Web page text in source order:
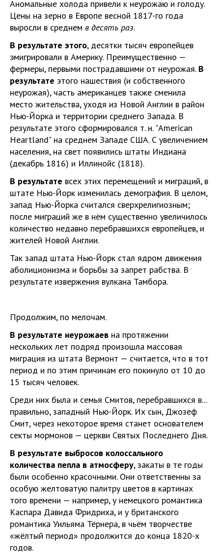
Аномальные холода привели к неурожаю и голоду.
Цены на зерно в Европе весной 1817-го года
выросли в среднем в десять раз.
В результате этого, десятки тысяч европейцев
эмигрировали в Америку. Преимущественно —
фермеры, первыми пострадавшими от неурожая. В
результате этого нашествия (и собственного
неурожая), часть американцев также сменила
место жительства, уходя из Новой Англии в район
Нью-Йорка и территории среднего Запада. В
результате этого сформировался т. н. "American
Heartland" на среднем Западе США. С увеличением
населения, на свет появились штаты Индиана
(декабрь 1816) и Иллинойс (1818).
В результате всех этих перемещений и миграций, в
штате Нью-Йорк изменилась демография. В целом,
запад Нью-Йорка считался сверхрелигиозным;
после миграций же в нём существенно увеличилось
количество недавно перебравшихся европейцев, и
жителей Новой Англии.
Так запад штата Нью-Йорк стал ядром движения
аболиционизма и борьбы за запрет рабства. В
результате извержения вулкана Тамбора.
Продолжим, по мелочам.
В результате неурожаев на протяжении
нескольких лет подряд произошла массовая
миграция из штата Вермонт — считается, что в тот
период и по этим причинам его покинуло от 10 до
15 тысяч человек.
Среди них была и семья Смитов, перебравшихся в...
правильно, западный Нью-Йорк. Их сын, Джозеф
Смит, через некоторое время станет основателем
секты мормонов — церкви Святых Последнего Дня.
В результате выбросов колоссального
количества пепла в атмосферу, закаты в те годы
были особенно красочными. Они ответственны за
особую желтоватую палитру цветов в картинах
того времени — например, у немецкого романтика
Каспара Давида Фридриха, и у британского
романтика Уильяма Тёрнера, в чьём творчестве
«жёлтый период» продолжится до конца 1820-х
годов.